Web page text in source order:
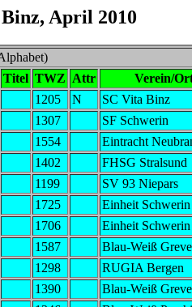
April 2010
Titel TWZ Attr
Verein/
1205 N
SC Vita Binz
1307
SF Schwerin
1554
Eintracht
1402
FHSG Stralsund
1199
SV 93 Niepars
1725
Einheit Schwerin
1706
Einheit Schwerin
1587
Blau-Weiß
1298
RUGIA Bergen
1390
Blau-Weiß